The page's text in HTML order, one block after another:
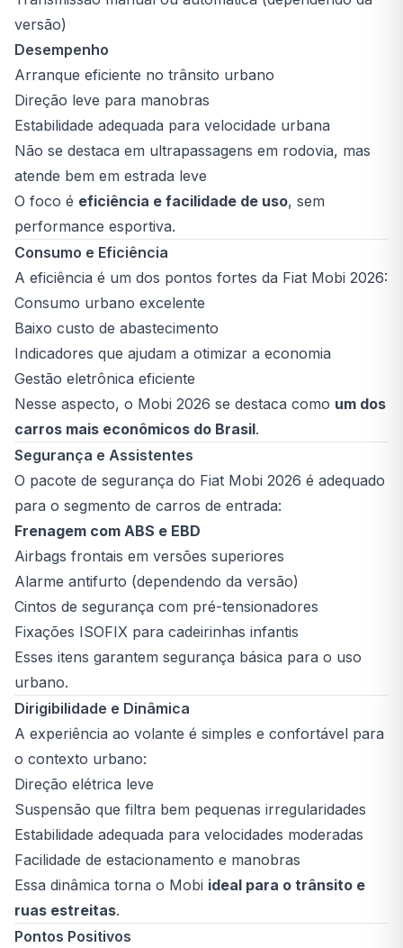
versão)
Desempenho
Arranque eficiente no trânsito urbano
Direção leve para manobras
Estabilidade adequada para velocidade urbana
Não se destaca em ultrapassagens em rodovia, mas
atende bem em estrada leve
O foco é eficiência e facilidade de uso, sem
performance esportiva.
Consumo e Eficiência
A eficiência é um dos pontos fortes da Fiat Mobi 2026:
Consumo urbano excelente
Baixo custo de abastecimento
Indicadores que ajudam a otimizar a economia
Gestão eletrônica eficiente
Nesse aspecto, o Mobi 2026 se destaca como um dos
carros mais econômicos do Brasil.
Segurança e Assistentes
O pacote de segurança do Fiat Mobi 2026 é adequado
para o segmento de carros de entrada:
Frenagem com ABS e EBD
Airbags frontais em versões superiores
Alarme antifurto (dependendo da versão)
Cintos de segurança com pré-tensionadores
Fixações ISOFIX para cadeirinhas infantis
Esses itens garantem segurança básica para o uso
urbano.
Dirigibilidade e Dinâmica
A experiência ao volante é simples e confortável para
o contexto urbano:
Direção elétrica leve
Suspensão que filtra bem pequenas irregularidades
Estabilidade adequada para velocidades moderadas
Facilidade de estacionamento e manobras
Essa dinâmica torna o Mobi ideal para o trânsito e
ruas estreitas.
Pontos Positivos